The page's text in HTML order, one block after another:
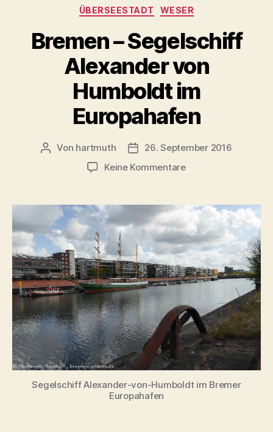
Kategorien
ÜBERSEESTADT WESER
Bremen – Segelschiff
Alexander von
Humboldt im
Europahafen
Beitragsautor
Von hartmuth Veröffentlichungsdatum
26. September 2016
Keine Kommentarezu
Segelschiff
Alexander
von
Humboldt
im
Europahafen
Segelschiff Alexander-von-Humboldt im Bremer
Europahafen